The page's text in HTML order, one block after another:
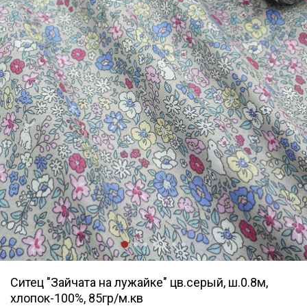
Ситец "Зайчата на лужайке" цв.серый, ш.0.8м,
хлопок-100%, 85гр/м.кв